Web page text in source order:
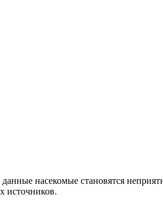
насекомые становятся
источников.